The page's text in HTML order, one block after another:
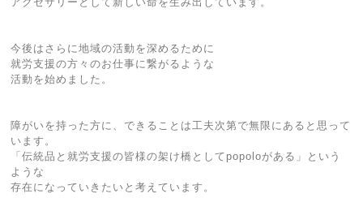
今後はさらに地域の活動を深めるために
就労支援の方々のお仕事に繋がるような
活動を始めました。
障がいを持った方に、できることは工夫次第で無限にあると思って
います。
「伝統品と就労支援の皆様の架け橋としてpopoloがある」という
ような
存在になっていきたいと考えています。